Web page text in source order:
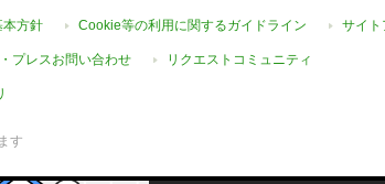
本方針 Cookie等の利用に関するガイドライン サイト
プレスお問い合わせ リクエストコミュニティ
す